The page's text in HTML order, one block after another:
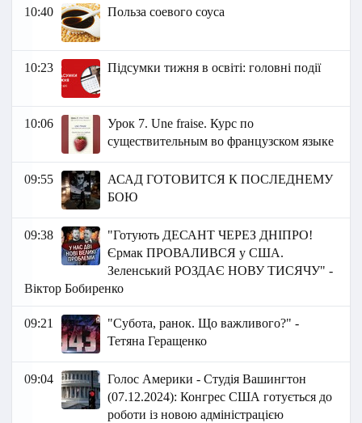
10:40 Польза соевого соуса
10:23 Підсумки тижня в освіті: головні події
10:06
Урок 7. Une fraise. Курс по
существительным во французском языке
09:55
АСАД ГОТОВИТСЯ К ПОСЛЕДНЕМУ
БОЮ
09:38
"Готують ДЕСАНТ ЧЕРЕЗ ДНІПРО!
Єрмак ПРОВАЛИВСЯ у США.
Зеленський РОЗДАЄ НОВУ ТИСЯЧУ" -
Віктор Бобиренко
09:21
"Субота, ранок. Що важливого?" -
Тетяна Геращенко
09:04
Голос Америки - Студія Вашингтон
(07.12.2024): Конгрес США готується до
роботи із новою адміністрацією